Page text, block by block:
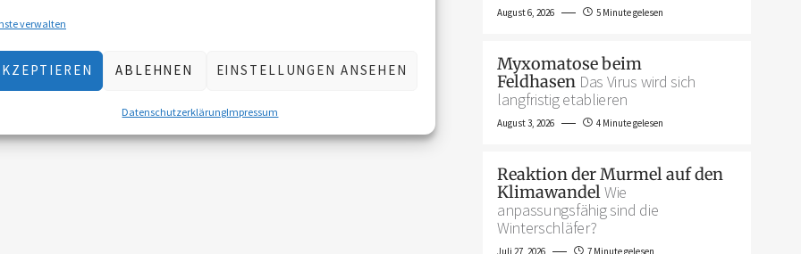
verwalten
ABLEHNEN EINSTELLUNGEN ANSEHEN
DatenschutzerklärungImpressum
August 6, 2026 5 Minute gelesen
Myxomatose beim
Feldhasen Das Virus wird sich
langfristig etablieren
August 3, 2026 4 Minute gelesen
Reaktion der Murmel auf den
KlimawandelWie
anpassungsfähig sind die
Winterschläfer?
Juli 27, 2026 7 Minute gelesen